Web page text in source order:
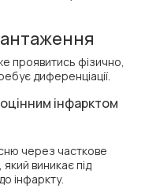
проявитись фізично,
диференціації.
інфарктом
через часткове
виникає під
інфаркту.